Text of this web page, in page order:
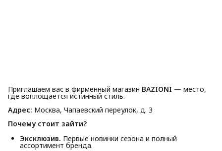
Приглашаем вас в фирменный магазин BAZIONI — место,
где воплощается истинный стиль.
Адрес: Москва, Чапаевский переулок, д. 3
Почему стоит зайти?
Эксклюзив. Первые новинки сезона и полный
ассортимент бренда.